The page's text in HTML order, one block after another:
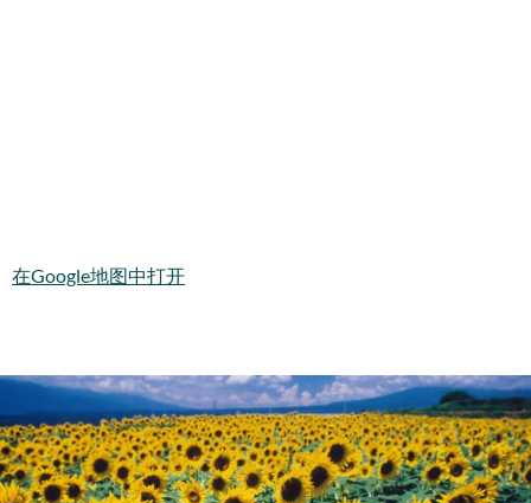
在Google地图中打开